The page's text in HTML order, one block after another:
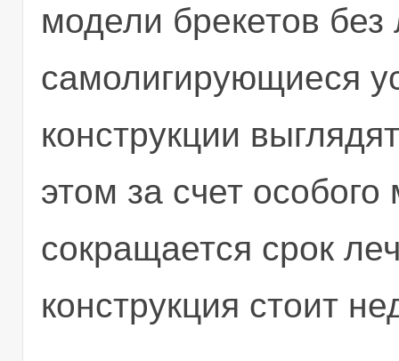
модели брекетов без
самолигирующиеся
конструкции
этом за счет
сокращается срок
конструкция стоит